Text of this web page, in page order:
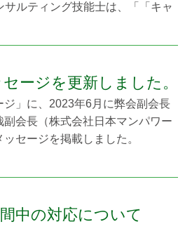
サルティング技能士は、「「キャ
に関連する活動」だけで、生計を
立てている」を合わせた回答が
詳細は以下からご覧ください。 独
・研修機構
ージを更新しました。
ジ」に、2023年6月に弊会副会長
会長（株式会社日本マンパワー
セージを掲載しました。
中の対応について